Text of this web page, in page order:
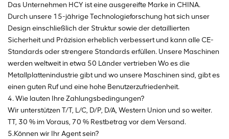
Das Unternehmen HCY ist eine ausgereifte Marke in CHINA.
Durch unsere 15-jährige Technologieforschung hat sich unser
Design einschließlich der Struktur sowie der detaillierten
Sicherheit und Präzision erheblich verbessert und kann alle CE-
Standards oder strengere Standards erfüllen. Unsere Maschinen
werden weltweit in etwa 50 Länder vertrieben Wo es die
Metallplattenindustrie gibt und wo unsere Maschinen sind, gibt es
einen guten Ruf und eine hohe Benutzerzufriedenheit.
4. Wie lauten Ihre Zahlungsbedingungen?
Wir unterstützen T/T, L/C, D/P, D/A, Western Union und so weiter.
TT, 30 % im Voraus, 70 % Restbetrag vor dem Versand.
5.Können wir Ihr Agent sein?